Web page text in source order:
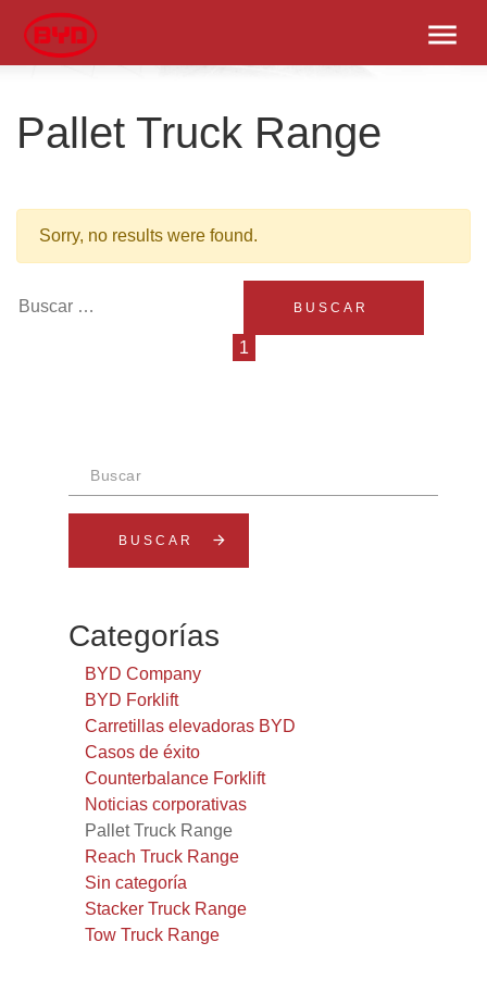
menu
Pallet Truck Range
Sorry, no results were found.
Buscar:
1
Buscar
arrow_forward
Categorías
BYD Company
BYD Forklift
Carretillas elevadoras BYD
Casos de éxito
Counterbalance Forklift
Noticias corporativas
Pallet Truck Range
Reach Truck Range
Sin categoría
Stacker Truck Range
Tow Truck Range